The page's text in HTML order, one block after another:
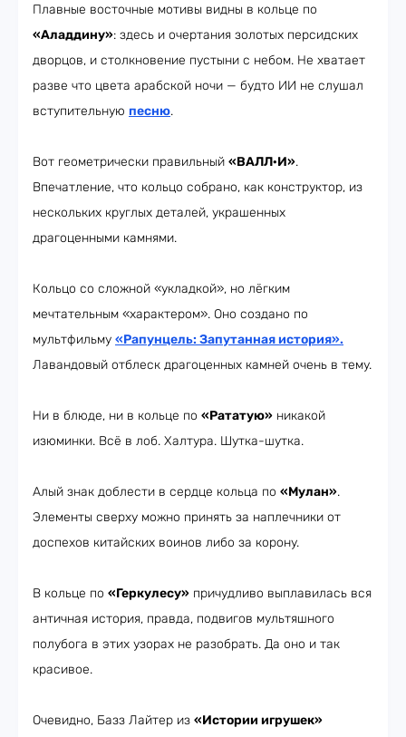
Плавные восточные мотивы видны в кольце по
«Аладдину»: здесь и очертания золотых персидских
дворцов, и столкновение пустыни с небом. Не хватает
разве что цвета арабской ночи — будто ИИ не слушал
вступительную песню.
Вот геометрически правильный «ВАЛЛ·И».
Впечатление, что кольцо собрано, как конструктор, из
нескольких круглых деталей, украшенных
драгоценными камнями.
Кольцо со сложной «укладкой», но лёгким
мечтательным «характером». Оно создано по
мультфильму «Рапунцель: Запутанная история».
Лавандовый отблеск драгоценных камней очень в тему.
Ни в блюде, ни в кольце по «Рататую» никакой
изюминки. Всё в лоб. Халтура. Шутка-шутка.
Алый знак доблести в сердце кольца по «Мулан».
Элементы сверху можно принять за наплечники от
доспехов китайских воинов либо за корону.
В кольце по «Геркулесу» причудливо выплавилась вся
античная история, правда, подвигов мультяшного
полубога в этих узорах не разобрать. Да оно и так
красивое.
Очевидно, Базз Лайтер из «Истории игрушек»